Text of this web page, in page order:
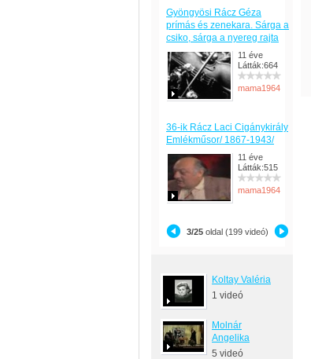
Gyöngyösi Rácz Géza
prímás és zenekara. Sárga a
csiko, sárga a nyereg rajta
11 éve
Látták:664
mama1964
36-ik Rácz Laci Cigánykirály
Emlékműsor/ 1867-1943/
11 éve
Látták:515
mama1964
3/25 oldal (199 videó)
Koltay Valéria
1 videó
Molnár
Angelika
5 videó